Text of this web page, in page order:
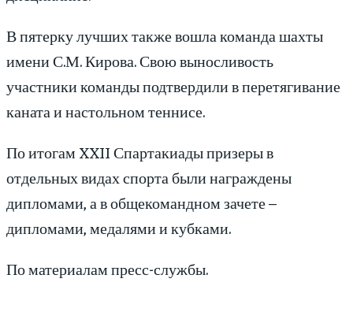
В пятерку лучших также вошла команда шахты
имени С.М. Кирова. Свою выносливость
участники команды подтвердили в перетягивание
каната и настольном теннисе.
По итогам XXII Спартакиады призеры в
отдельных видах спорта были награждены
дипломами, а в общекомандном зачете –
дипломами, медалями и кубками.
По материалам пресс-службы.